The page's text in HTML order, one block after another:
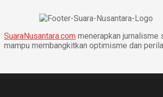
SuaraNusantara.com menerapkan jurnalisme
mampu membangkitkan optimisme dan